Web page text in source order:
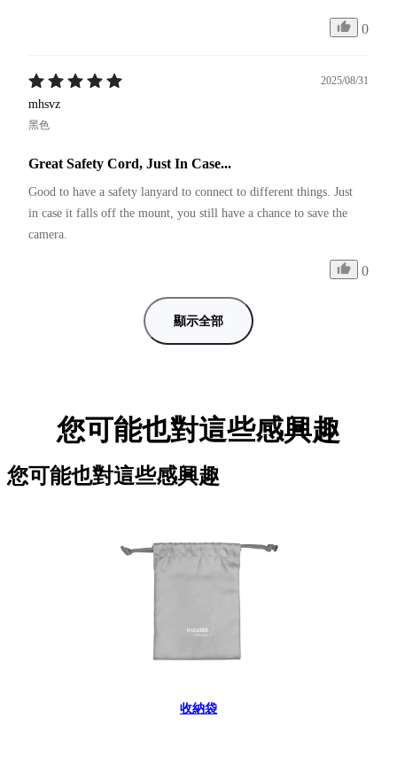
0
2025/08/31
mhsvz
黑色
Great Safety Cord, Just In Case...
Good to have a safety lanyard to connect to different things. Just
in case it falls off the mount, you still have a chance to save the
camera.
0
顯示全部
您可能也對這些感興趣
您可能也對這些感興趣
收納袋